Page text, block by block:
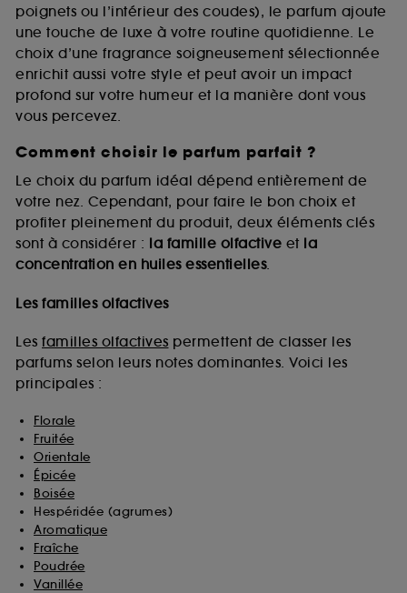
poignets ou l’intérieur des coudes), le parfum ajoute
une touche de luxe à votre routine quotidienne. Le
choix d’une fragrance soigneusement sélectionnée
enrichit aussi votre style et peut avoir un impact
profond sur votre humeur et la manière dont vous
vous percevez.
Comment choisir le parfum parfait ?
Le choix du parfum idéal dépend entièrement de
votre nez. Cependant, pour faire le bon choix et
profiter pleinement du produit, deux éléments clés
sont à considérer : la famille olfactive et la
concentration en huiles essentielles.
Les familles olfactives
Les familles olfactives permettent de classer les
parfums selon leurs notes dominantes. Voici les
principales :
Florale
Fruitée
Orientale
Épicée
Boisée
Hespéridée (agrumes)
Aromatique
Fraîche
Poudrée
Vanillée
cookies d’authentification qui sont utilisés afin de
vous faire bénéficier de l’authentification
prolongée vous permettant d’accéder à votre
compte lors de votre prochaine visite sur le site
sans saisir à nouveau votre identifiant et mot de
passe.
A l'exception des cookies techniques, le dépôt et la
lecture de ces traceurs requiert votre accord. Vous
pouvez personnaliser vos choix concernant le dépôt
de ces cookies grâce au bouton "personnaliser mes
choix" ci-dessous ou décider de "tout accepter".
Sephora pourra associer les informations de
navigation collectées par ces Cookies, pour les
collectées ou générées lors de votre activité en ligne
sur "continuer sans accepter". Voous pouvez à tout
moment choisir de retirer votrte consentement. Si vous
souhaitez obtenir plus d'information sur les cookies
utilisés, cliquez